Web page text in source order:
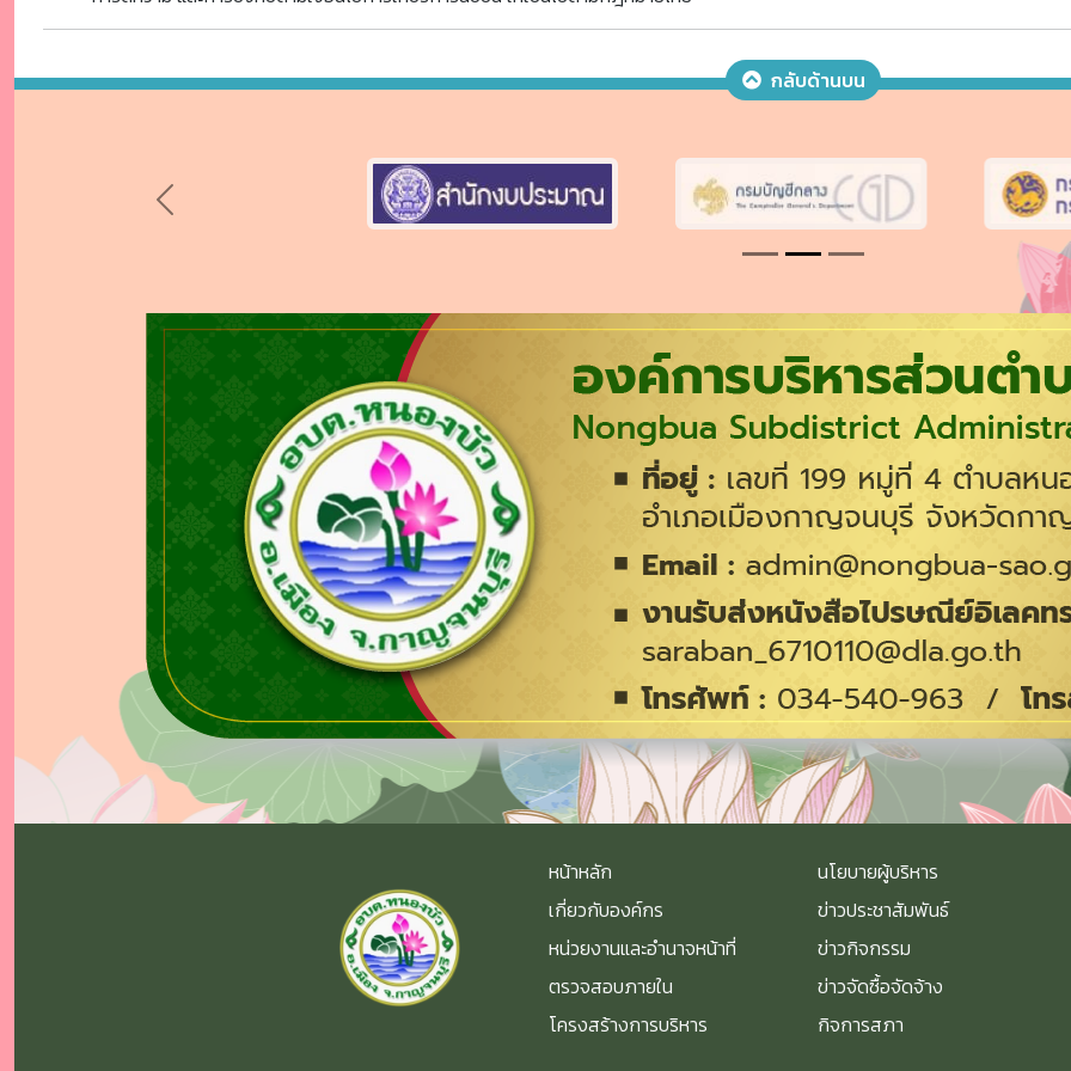
กลับด้านบน
Previous
หน้าหลัก
เกี่ยวกับองค์กร
หน่วยงานและอำนาจหน้าที่
ตรวจสอบภายใน
โครงสร้างการบริหาร
นโยบายผู้บริหาร
ข่าวประชาสัมพันธ์
ข่าวกิจกรรม
ข่าวจัดซื้อจัดจ้าง
กิจการสภา